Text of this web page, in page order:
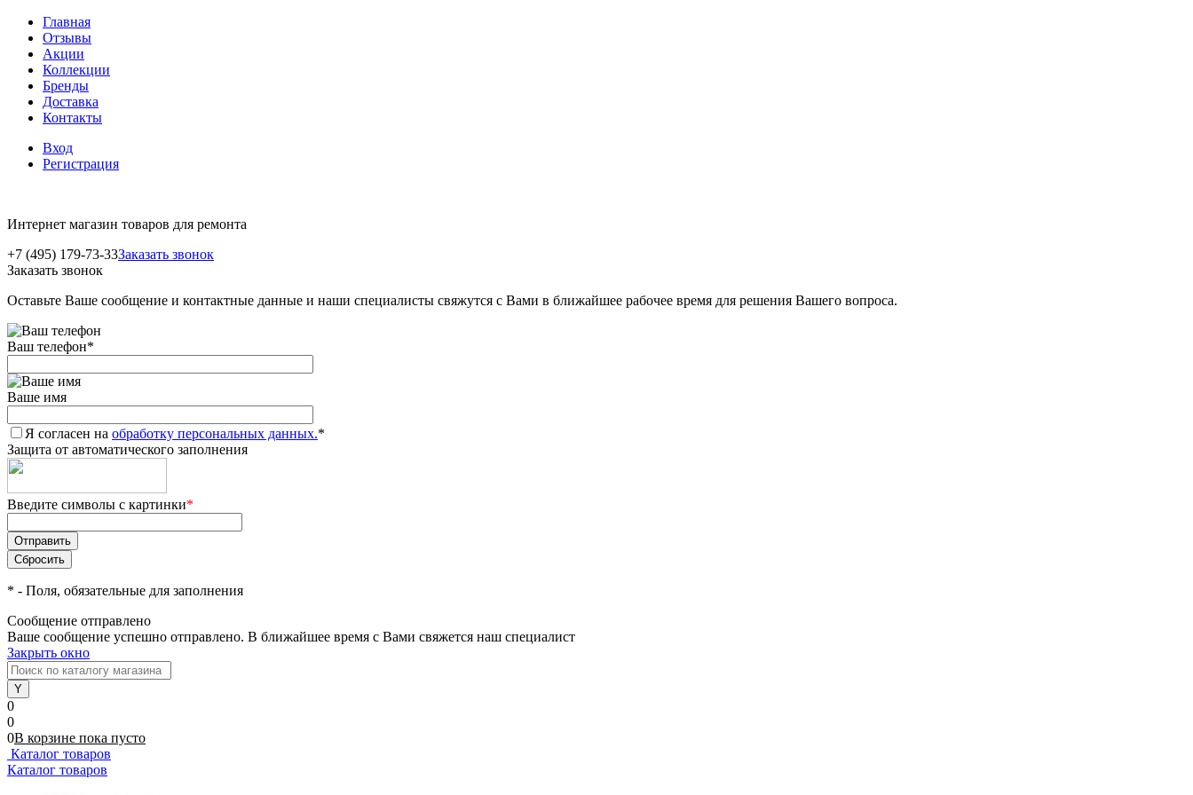
Главная
Отзывы
Акции
Коллекции
Бренды
Доставка
Контакты
Вход
Регистрация
Интернет магазин товаров для ремонта
+7 (495) 179-73-33Заказать звонок
Заказать звонок
Оставьте Ваше сообщение и контактные данные и наши специалисты свяжутся с Вами в ближайшее рабочее время для решения Вашего вопроса.
Ваш телефон*
Ваше имя
Я согласен на обработку персональных данных.*
Защита от автоматического заполнения
Введите символы с картинки*
* - Поля, обязательные для заполнения
Сообщение отправлено
Ваше сообщение успешно отправлено. В ближайшее время с Вами свяжется наш специалист
Закрыть окно
0
0
0В корзине пока пусто
Каталог товаров
Каталог товаров